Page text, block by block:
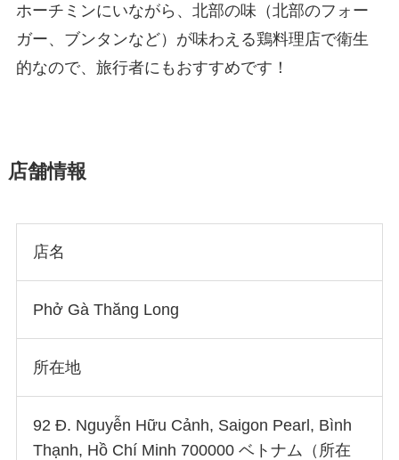
ホーチミンにいながら、北部の味（北部のフォー
ガー、ブンタンなど）が味わえる鶏料理店で衛生
的なので、旅行者にもおすすめです！
店舗情報
店名
Phở Gà Thăng Long
所在地
92 Đ. Nguyễn Hữu Cảnh, Saigon Pearl, Bình
Thạnh, Hồ Chí Minh 700000 ベトナム（所在